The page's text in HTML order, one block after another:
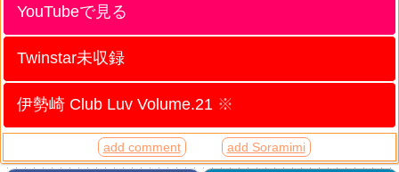
YouTubeで見る
Twinstar未収録
伊勢崎 Club Luv Volume.21 ※
add comment add Soramimi